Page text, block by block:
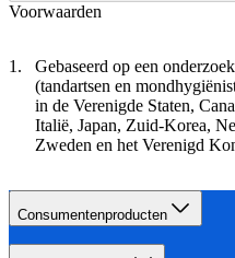
Voorwaarden
Gebaseerd op een
(tandartsen en
in de Verenigde Staten,
Italië, Japan, Zuid-Korea,
Zweden en het Verenigd
Consumentenproducten